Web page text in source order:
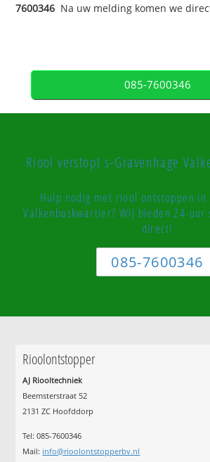
7600346 Na uw melding komen we
085-7600346
Riool verstopt s-Gravenhage
Hulp nodig met riool ontstoppen in
Valkenboskwartier? Wij bieden 24-uur
direct!
085-7600346
Rioolontstopper
AJ Riooltechniek
Beemsterstraat 52
2131 ZC Hoofddorp
Tel:085-7600346
Mail: info@rioolontstopperbv.nl